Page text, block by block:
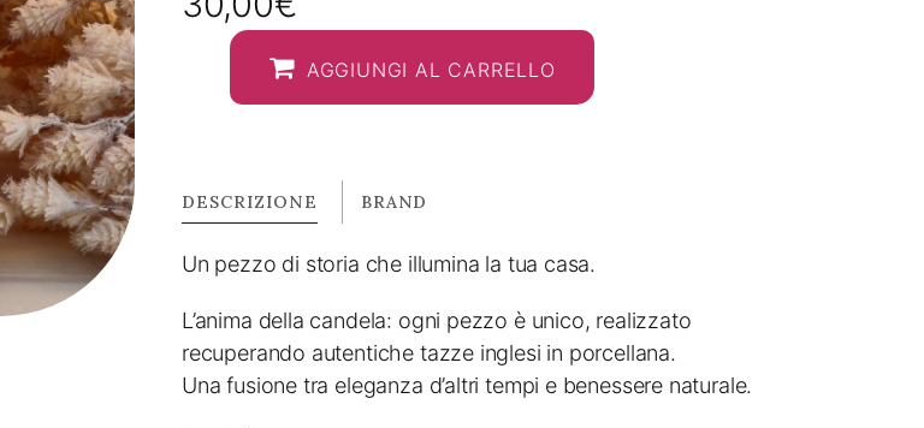
AGGIUNGI AL CARRELLO
DESCRIZIONE BRAND
Un pezzo di storia che illumina la tua casa.
L’anima della candela: ogni pezzo è unico, realizzato
recuperando autentiche tazze inglesi in porcellana.
Una fusione tra eleganza d’altri tempi e benessere naturale.